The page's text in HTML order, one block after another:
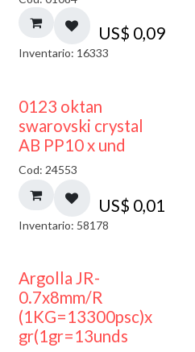
US$ 0,09
Inventario: 16333
0123 oktan
swarovski crystal
AB PP10 x und
Cod: 24553
US$ 0,01
Inventario: 58178
Argolla JR-
0.7x8mm/R
(1KG=13300psc)x
gr(1gr=13unds